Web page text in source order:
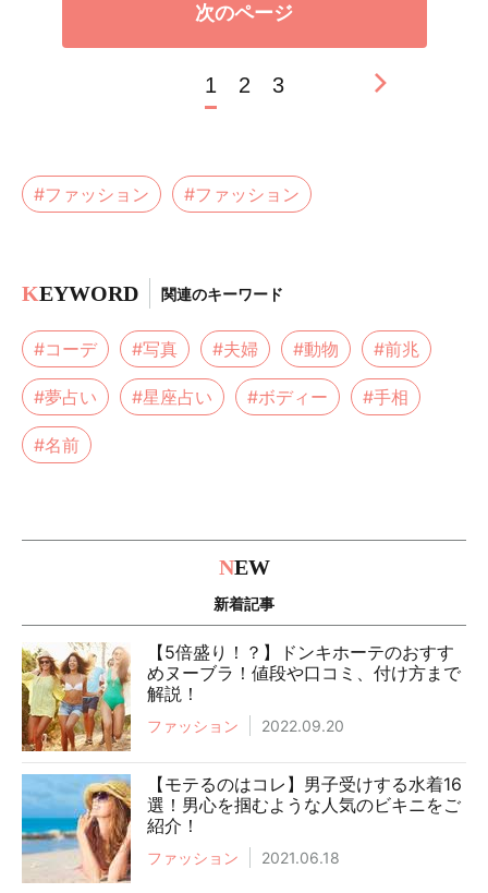
次のページ
1 2 3
#ファッション #ファッション
KEYWORD 関連のキーワード
#コーデ #写真 #夫婦 #動物 #前兆
#夢占い #星座占い #ボディー #手相
#名前
NEW
新着記事
【5倍盛り！？】ドンキホーテのおすす
めヌーブラ！値段や口コミ、付け方まで
解説！
ファッション 2022.09.20
【モテるのはコレ】男子受けする水着16
選！男心を掴むような人気のビキニをご
紹介！
ファッション 2021.06.18